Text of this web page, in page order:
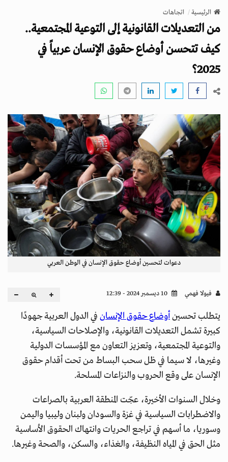
v
g
a
i
o
الرئيسية اتجاهات
من التعديلات القانونية إلى التوعية المجتمعية..
كيف تتحسن أوضاع حقوق الإنسان عربياً في
2025؟
دعوات لتحسين أوضاع حقوق الإنسان في الوطن العربي
فيولا فهمي
يتطلب تحسينأوضاع حقوق الإنسان في الدول العربية جهودًا
كبيرة تشمل التعديلات القانونية، والإصلاحات السياسية،
والتوعية المجتمعية، وتعزيز التعاون مع المؤسسات الدولية
وغيرها، لا سيما في ظل سحب البساط من تحت أقدام حقوق
الإنسان على وقع الحروب والنزاعات المسلحة.
وخلال السنوات الأخيرة، عجّت المنطقة العربية بالصراعات
والاضطرابات السياسية في غزة والسودان ولبنان وليبيا واليمن
وسوريا، ما أسهم في تراجع الحريات وانتهاك الحقوق الأساسية
مثل الحق في المياه النظيفة، والغذاء، والسكن، والصحة وغيرها.